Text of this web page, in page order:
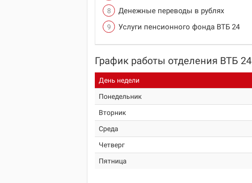
Денежные переводы в рублях
Услуги пенсионного фонда ВТБ 24
График работы отделения ВТБ 24
День недели
Понедельник
Вторник
Среда
Четверг
Пятница